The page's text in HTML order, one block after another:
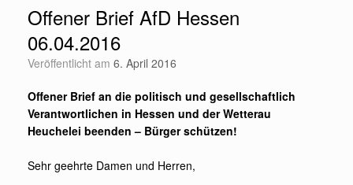
Offener Brief AfD Hessen
06.04.2016
Veröffentlicht am 6. April 2016
Offener Brief an die politisch und gesellschaftlich
Verantwortlichen in Hessen und der Wetterau
Heuchelei beenden – Bürger schützen!
Sehr geehrte Damen und Herren,